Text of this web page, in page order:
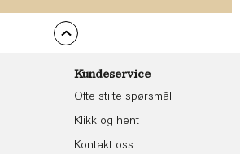
Kundeservice
Ofte stilte spørsmål
Klikk og hent
Kontakt oss